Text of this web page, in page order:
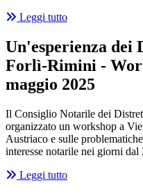
Leggi tutto
Un'esperienza
Forlì-Rimini -
maggio 2025
Il Consiglio Notarile dei
organizzato un workshop a
Austriaco e sulle
interesse notarile nei giorni
Leggi tutto